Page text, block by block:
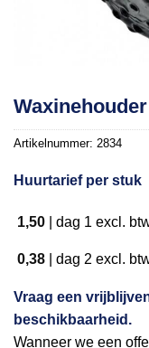
Artikelnummer: 2834
Huurtarief per stuk
1,50 dag 1 excl.
0,38 dag 2 excl.
Vraag een
beschikbaarheid.
Wanneer we een